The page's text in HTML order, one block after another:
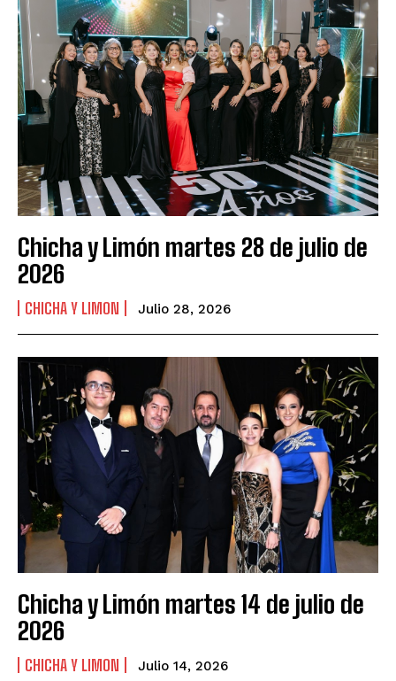
Chicha y Limón martes 28 de julio de
2026
CHICHA Y LIMON Julio 28, 2026
Chicha y Limón martes 14 de julio de
2026
CHICHA Y LIMON Julio 14, 2026